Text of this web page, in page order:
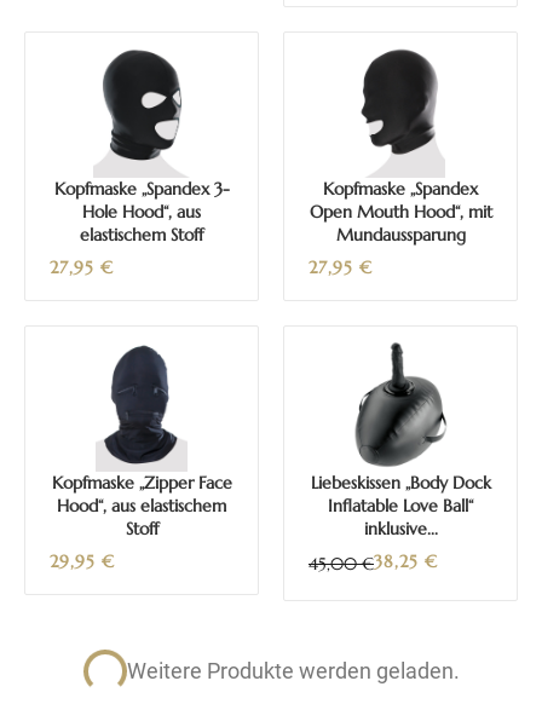
Kopfmaske „Spandex 3-
Hole Hood“, aus
elastischem Stoff
27,95 €
Kopfmaske „Spandex
Open Mouth Hood“, mit
Mundaussparung
27,95 €
Kopfmaske „Zipper Face
Hood“, aus elastischem
Stoff
29,95 €
Liebeskissen „Body Dock
Inflatable Love Ball“
inklusive...
45,00 €38,25 €
Weitere Produkte werden geladen.